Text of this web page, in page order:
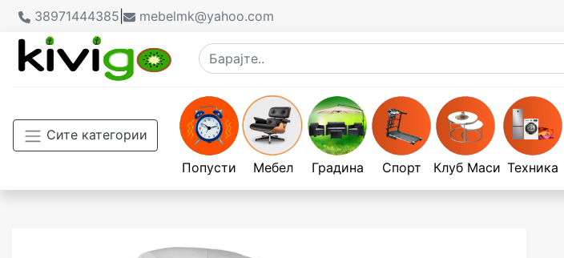
38971444385 mebelmk@yahoo.com
Сите категории
Попусти Мебел Градина Спорт Клуб Маси Техника